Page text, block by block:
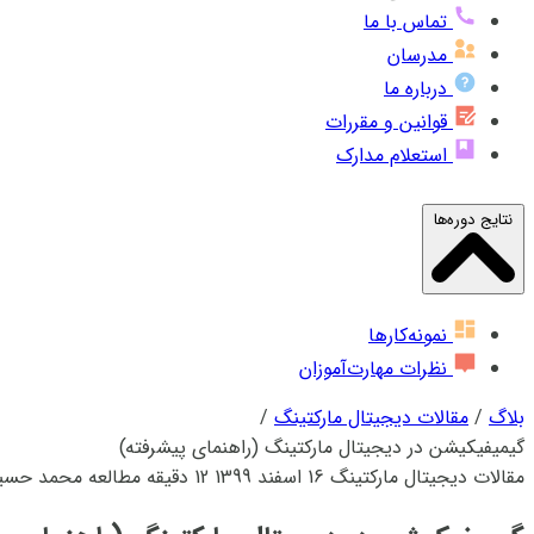
تماس با ما
مدرسان
درباره ما
قوانین و مقررات
استعلام مدارک
نتایج دوره‌ها
نمونه‌کارها
نظرات مهارت‌آموزان
بلاگ / مقالات دیجیتال مارکتینگ /
گیمیفیکیشن در دیجیتال مارکتینگ (راهنمای پیشرفته)
مقالات دیجیتال مارکتینگ 16 اسفند 1399 12 دقیقه مطالعه محمد